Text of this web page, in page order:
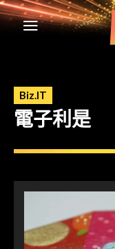
Biz.IT
電子利是